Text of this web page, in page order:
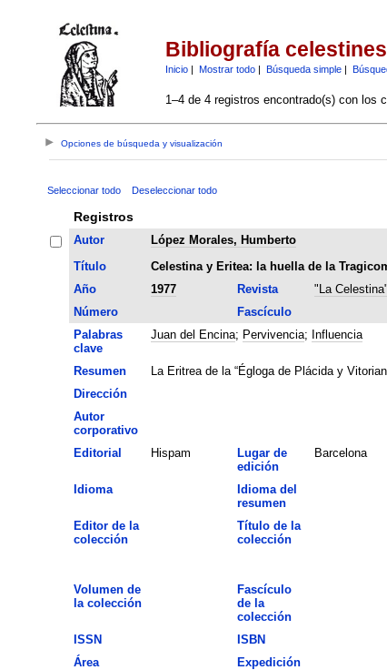
Bibliografía
Inicio| Mostrar todo| Búsqueda simple|
1–4 de 4 registros encontrado(s) con los
Opciones de búsqueda y visualización
Seleccionar todo Deseleccionar todo
Registros
Autor
López Morales, Humberto
Título
Celestina y Eritea: la huella de la
Año
1977 Revista "La
Número
Fascículo
Palabras
clave
Juan del Encina; Pervivencia; Influencia
Resumen
La Eritrea de la “Égloga de Plácida y
Dirección
Autor
corporativo
Editorial Hispam
Lugar de
edición
Barcelona
Idioma
Idioma del
resumen
Editor de la
colección
Título de la
colección
Volumen de
la colección
Fascículo
de la
colección
ISSN ISBN
Área
Expedición